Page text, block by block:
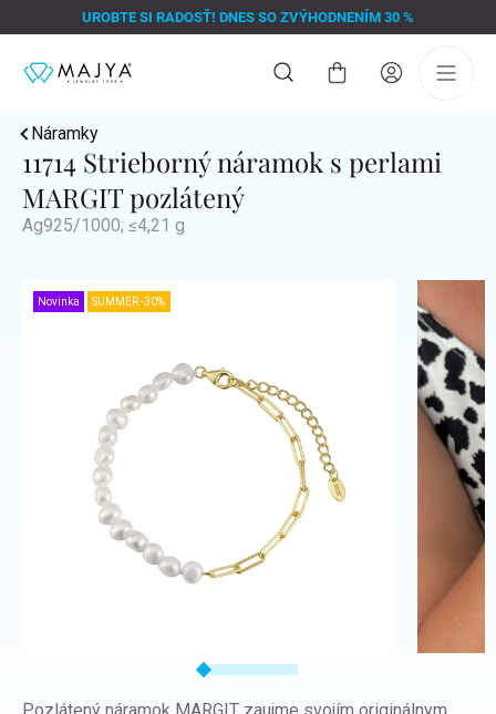
na
UROBTE SI RADOSŤ! DNES SO ZVÝHODNENÍM 30 %
Nákupný
Náramky
11714 Strieborný náramok s perlami
MARGIT pozlátený
Ag925/1000; ≤4,21 g
Novinka SUMMER -30%